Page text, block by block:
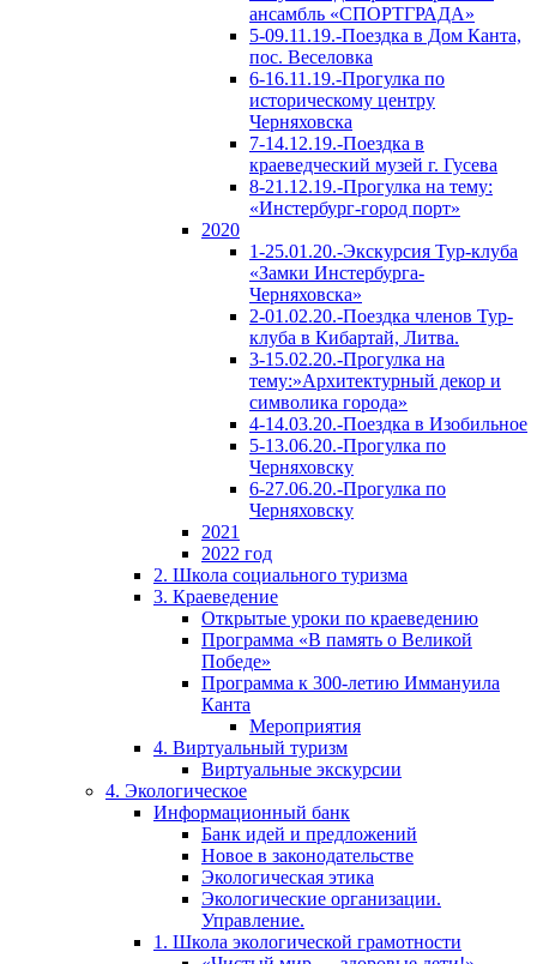
ансамбль «СПОРТГРАДА»
5-09.11.19.-Поездка в Дом Канта,
пос. Веселовка
6-16.11.19.-Прогулка по
историческому центру
Черняховска
7-14.12.19.-Поездка в
краеведческий музей г. Гусева
8-21.12.19.-Прогулка на тему:
«Инстербург-город порт»
2020
1-25.01.20.-Экскурсия Тур-клуба
«Замки Инстербурга-
Черняховска»
2-01.02.20.-Поездка членов Тур-
клуба в Кибартай, Литва.
3-15.02.20.-Прогулка на
тему:»Архитектурный декор и
символика города»
4-14.03.20.-Поездка в Изобильное
5-13.06.20.-Прогулка по
Черняховску
6-27.06.20.-Прогулка по
Черняховску
2021
2022 год
2. Школа социального туризма
3. Краеведение
Открытые уроки по краеведению
Программа «В память о Великой
Победе»
Программа к 300-летию Иммануила
Канта
Мероприятия
4. Виртуальный туризм
Виртуальные экскурсии
4. Экологическое
Информационный банк
Банк идей и предложений
Новое в законодательстве
Экологическая этика
Экологические организации.
Управление.
1. Школа экологической грамотности